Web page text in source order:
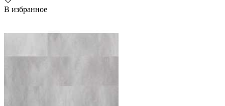
В избранное